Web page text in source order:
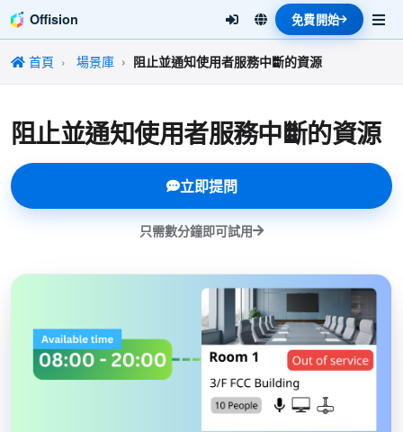
Offision 免費開始
首頁 場景庫 阻止並通知使用者服務中斷的資源
阻止並通知使用者服務中斷的資源
立即提問
只需數分鐘即可試用